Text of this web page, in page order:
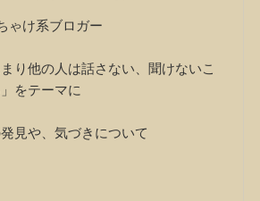
ゃけ系ブロガー
り他の人は話さない、聞けないこ
をテーマに
見や、気づきについて